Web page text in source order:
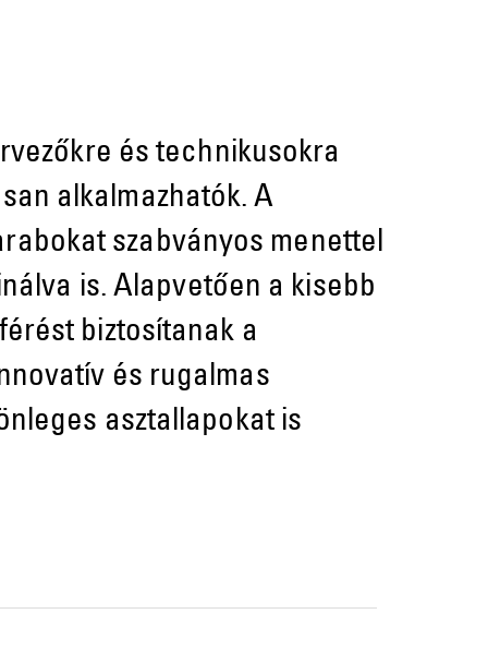
és technikusokra
alkalmazhatók. A
szabványos menettel
is. Alapvetően a kisebb
biztosítanak a
és rugalmas
asztallapokat is